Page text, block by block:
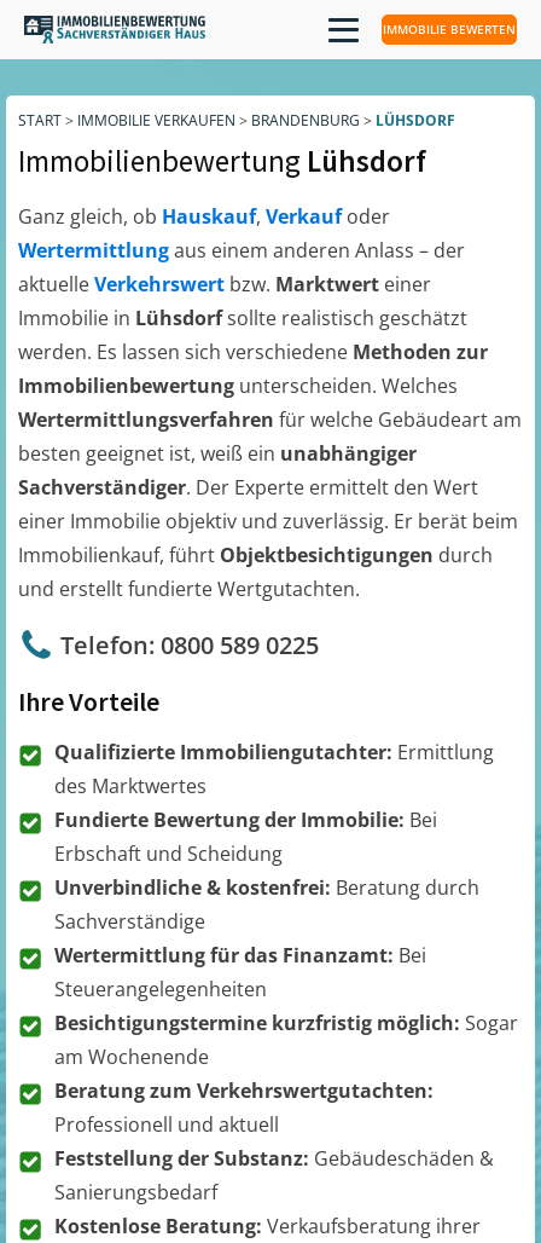
IMMOBILIE BEWERTEN
START> IMMOBILIE VERKAUFEN > BRANDENBURG > LÜHSDORF
Immobilienbewertung Lühsdorf
Ganz gleich, ob Hauskauf, Verkaufoder
Wertermittlungaus einem anderen Anlass – der
aktuelleVerkehrswert bzw. Marktwert einer
Immobilie in Lühsdorfsollte realistisch geschätzt
werden. Es lassen sich verschiedene Methoden zur
Immobilienbewertung unterscheiden. Welches
Wertermittlungsverfahren für welche Gebäudeart am
besten geeignet ist, weiß ein unabhängiger
Sachverständiger. Der Experte ermittelt den Wert
einer Immobilie objektiv und zuverlässig. Er berät beim
Immobilienkauf, führt Objektbesichtigungen durch
und erstellt fundierte Wertgutachten.
Telefon: 0800 589 0225
Ihre Vorteile
Qualifizierte Immobiliengutachter: Ermittlung
des Marktwertes
Fundierte Bewertung der Immobilie: Bei
Erbschaft und Scheidung
Unverbindliche & kostenfrei: Beratung durch
Sachverständige
Wertermittlung für das Finanzamt: Bei
Steuerangelegenheiten
Besichtigungstermine kurzfristig möglich: Sogar
am Wochenende
Beratung zum Verkehrswertgutachten:
Professionell und aktuell
Feststellung der Substanz: Gebäudeschäden &
Sanierungsbedarf
Kostenlose Beratung: Verkaufsberatung ihrer